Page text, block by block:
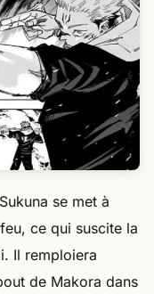
se met à
ce qui suscite la
Il remploiera
de Makora dans